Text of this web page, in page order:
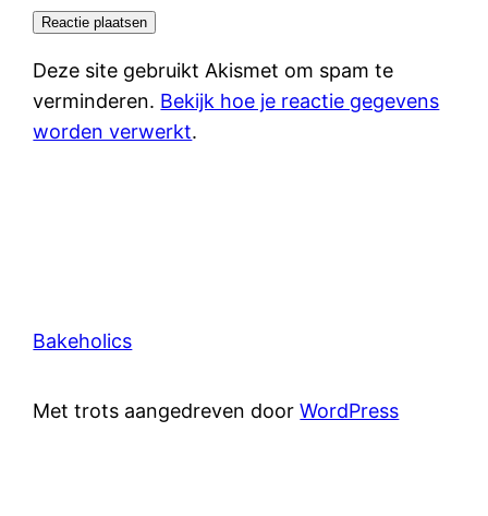
Deze site gebruikt Akismet om spam te
verminderen. Bekijk hoe je reactie gegevens
worden verwerkt.
Bakeholics
Met trots aangedreven doorWordPress